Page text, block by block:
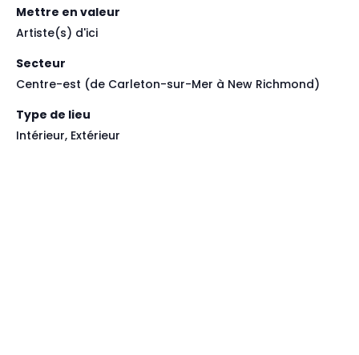
Mettre en valeur
Artiste(s) d'ici
Secteur
Centre-est (de Carleton-sur-Mer à New Richmond)
Type de lieu
Intérieur, Extérieur